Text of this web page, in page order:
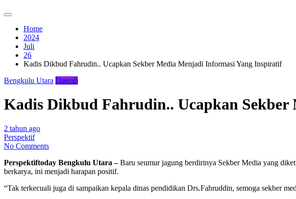
Home
2024
Juli
26
Kadis Dikbud Fahrudin.. Ucapkan Sekber Media Menjadi Informasi Yang Inspiratif
Bengkulu Utara Daerah
Kadis Dikbud Fahrudin.. Ucapkan
2 tahun ago
Perspektif
No Comments
Perspektiftoday Bengkulu Utara –Baru seumur jagung berdirinya Sekber Media yang
berkarya, ini menjadi harapan positif.
“Tak terkecuali juga di sampaikan kepala dinas pendidikan Drs.Fahruddin, semoga sekber